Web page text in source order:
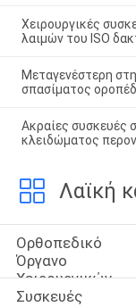
Χειρουργικές
λαιμών του ISO
Μεταγενέστερη
σπασίματος
Ακραίες συσκευές
κλειδώματος
Λαϊκή
Ορθοπεδικό
Όργανο
Χειρουργικών
Επεμβάσεων
Συσκευές